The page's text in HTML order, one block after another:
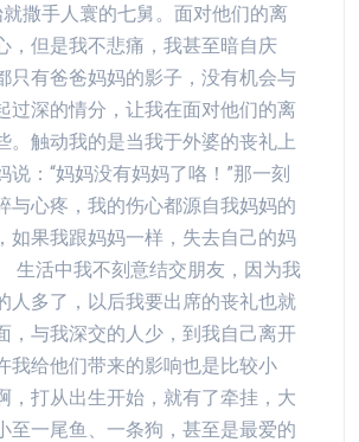
撒手人寰的七舅。面对他们的离
，但是我不悲痛，我甚至暗自庆
只有爸爸妈妈的影子，没有机会与
过深的情分，让我在面对他们的离
。触动我的是当我于外婆的丧礼上
说：“妈妈没有妈妈了咯！”那一刻
与心疼，我的伤心都源自我妈妈的
如果我跟妈妈一样，失去自己的妈
生活中我不刻意结交朋友，因为我
人多了，以后我要出席的丧礼也就
，与我深交的人少，到我自己离开
我给他们带来的影响也是比较小
，打从出生开始，就有了牵挂，大
至一尾鱼、一条狗，甚至是最爱的